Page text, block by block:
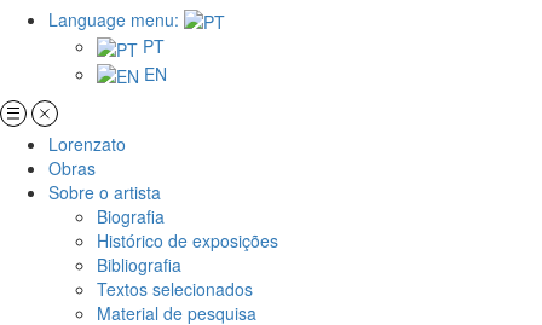
Language menu:
PT
EN
Lorenzato
Obras
Sobre o artista
Biografia
Histórico de exposições
Bibliografia
Textos selecionados
Material de pesquisa